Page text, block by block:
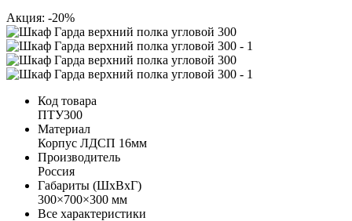
Акция: -20%
Код товара
ПТУ300
Материал
Корпус ЛДСП 16мм
Производитель
Россия
Габариты (ШхВхГ)
300×700×300 мм
Все характеристики